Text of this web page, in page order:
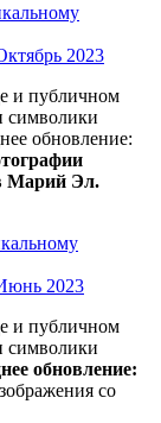
2023
и публичном
символики
обновление:
Марий Эл.
2023
и публичном
символики
обновление:
со